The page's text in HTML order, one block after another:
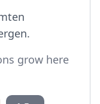
grow here